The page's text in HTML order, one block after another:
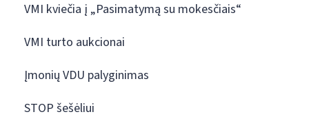
VMI kviečia į „Pasimatymą su mokesčiais“
VMI turto aukcionai
Įmonių VDU palyginimas
STOP šešėliui